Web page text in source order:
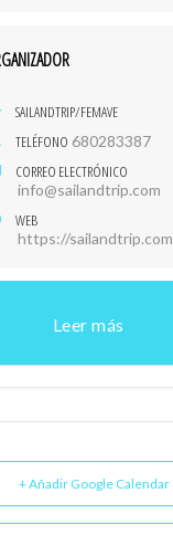
SAILANDTRIP/FEMAVE
TELÉFONO 680283387
CORREO ELECTRÓNICO
info@sailandtrip.com
WEB
https://sailandtrip.com
Leer más
+ Añadir Google Calendar